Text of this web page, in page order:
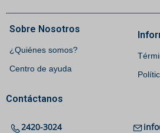
Sobre Nosotros
¿Quiénes somos?
Centro de ayuda
Contáctanos
2420-3024